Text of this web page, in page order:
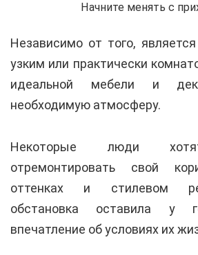
Начните менять с
Независимо от того,
узким или практически
идеальной мебели и
необходимую атмосферу.
Некоторые люди
отремонтировать свой
оттенках и стилевом
обстановка оставила у
впечатление об условиях их